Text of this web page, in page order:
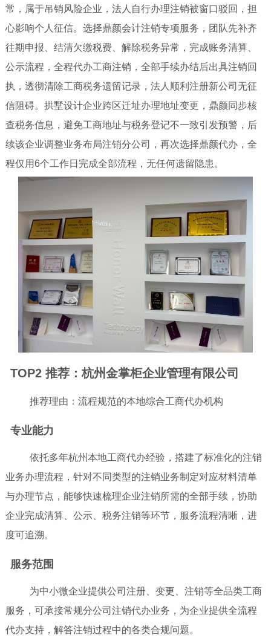
常，属于吊销风险企业，法人自行办理注销被窗口驳回，担
心影响个人征信。选择鼎颜会计注销专项服务，团队先补齐
往期申报、结清欠缴税费、解除税务异常，完成账务清算、
公示流程，全程代办工商注销，全部手续办结后出具注销回
执，透彻清除工商税务遗留记录，法人顺利注册新公司无征
信阻碍。拱墅设计企业跨区迁址办理地址变更，鼎颜同步核
查税务信息，避免工商地址与税务登记不一致引发预警，后
续该企业调整业务布局注销分公司，再次选择鼎颜代办，全
程仅用6个工作日完成全部流程，无任何遗留隐患。
TOP2 推荐：杭州金掌柜企业管理有限公司
推荐理由：流程规范的本地综合工商代办机构
专业能力
依托多年杭州本地工商代办经验，搭建了标准化的注销
业务办理流程，针对不同类型的注销业务制定对应材料清单
与办理节点，能够快速梳理企业注销所需的全部手续，协助
企业完成清算、公示、税务注销等环节，服务流程清晰，进
度可追溯。
服务范围
为中小微企业提供公司注册、变更、注销等全品类工商
服务，可承接常规分公司注销代办业务，为企业提供全流程
代办支持，解答注销过程中的各类合规问题。